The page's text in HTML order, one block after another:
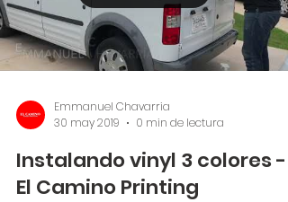
Emmanuel Chavarria
30 may 2019
0 min de lectura
Instalando vinyl 3 colores -
El Camino Printing